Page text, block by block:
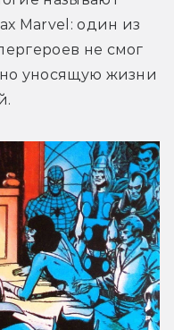
Marvel: один из
не смог
уносящую жизни